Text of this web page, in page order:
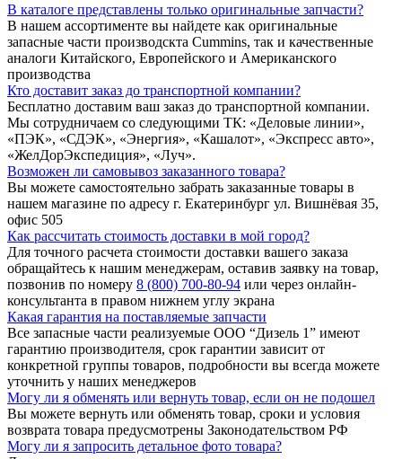
В каталоге представлены только оригинальные запчасти?
В нашем ассортименте вы найдете как оригинальные
запасные части производскта Cummins, так и качественные
аналоги Китайского, Европейского и Американского
производства
Кто доставит заказ до транспортной компании?
Бесплатно доставим ваш заказ до транспортной компании.
Мы сотрудничаем со следующими ТК: «Деловые линии»,
«ПЭК», «СДЭК», «Энергия», «Кашалот», «Экспресс авто»,
«ЖелДорЭкспедиция», «Луч».
Возможен ли самовывоз заказанного товара?
Вы можете самостоятельно забрать заказанные товары в
нашем магазине по адресу г. Екатеринбург ул. Вишнёвая 35,
офис 505
Как рассчитать стоимость доставки в мой город?
Для точного расчета стоимости доставки вашего заказа
обращайтесь к нашим менеджерам, оставив заявку на товар,
позвонив по номеру 8 (800) 700-80-94 или через онлайн-
консультанта в правом нижнем углу экрана
Какая гарантия на поставляемые запчасти
Все запасные части реализуемые ООО “Дизель 1” имеют
гарантию производителя, срок гарантии зависит от
конкретной группы товаров, подробности вы всегда можете
уточнить у наших менеджеров
Могу ли я обменять или вернуть товар, если он не подошел
Вы можете вернуть или обменять товар, сроки и условия
возврата товара предусмотрены Законодательством РФ
Могу ли я запросить детальное фото товара?